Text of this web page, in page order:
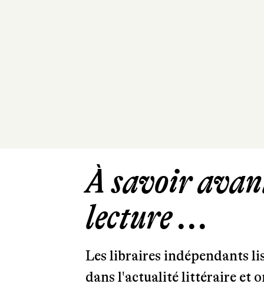
À savoir
lecture ...
Les libraires indépendants
dans l'actualité littéraire et